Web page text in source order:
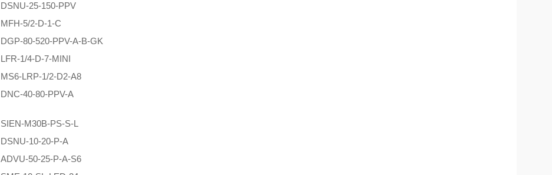
DSNU-25-150-PPV
MFH-5/2-D-1-C
DGP-80-520-PPV-A-B-GK
LFR-1/4-D-7-MINI
MS6-LRP-1/2-D2-A8
DNC-40-80-PPV-A
SIEN-M30B-PS-S-L
DSNU-10-20-P-A
ADVU-50-25-P-A-S6